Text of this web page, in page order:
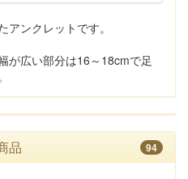
ンクレットです。
が広い部分は16～18cmで足
品 94